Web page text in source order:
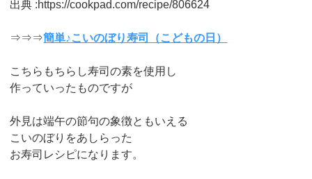
出典 :https://cookpad.com/recipe/806624
⇒⇒⇒簡単♪こいのぼり寿司（こどもの日）
こちらもちらし寿司の素を使用し
作っていったものですが
外見は端午の節句の象徴ともいえる
こいのぼりをあしらった
お寿司レシピになります。